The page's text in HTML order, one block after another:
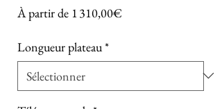
À partir de 1 310,00€
Longueur plateau*